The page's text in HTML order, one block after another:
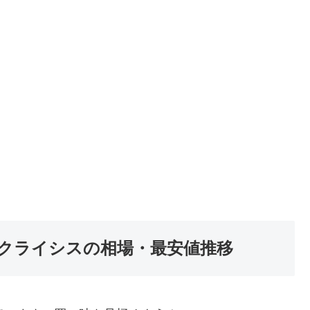
ライシスの相場・最安値推移